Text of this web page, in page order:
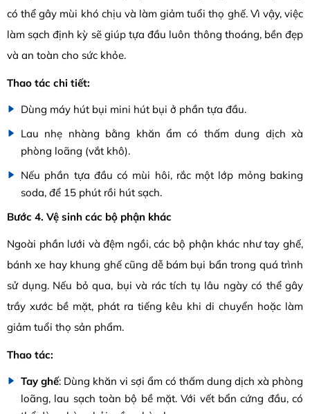
có thể gây mùi khó chịu và làm giảm tuổi thọ ghế. Vì vậy, việc
làm sạch định kỳ sẽ giúp tựa đầu luôn thông thoáng, bền đẹp
và an toàn cho sức khỏe.
Thao tác chi tiết:
Dùng máy hút bụi mini hút bụi ở phần tựa đầu.
Lau nhẹ nhàng bằng khăn ẩm có thấm dung dịch xà
phòng loãng (vắt khô).
Nếu phần tựa đầu có mùi hôi, rắc một lớp mỏng baking
soda, để 15 phút rồi hút sạch.
Bước 4. Vệ sinh các bộ phận khác
Ngoài phần lưới và đệm ngồi, các bộ phận khác như tay ghế,
bánh xe hay khung ghế cũng dễ bám bụi bẩn trong quá trình
sử dụng. Nếu bỏ qua, bụi và rác tích tụ lâu ngày có thể gây
trầy xước bề mặt, phát ra tiếng kêu khi di chuyển hoặc làm
giảm tuổi thọ sản phẩm.
Thao tác:
Tay ghế: Dùng khăn vi sợi ẩm có thấm dung dịch xà phòng
loãng, lau sạch toàn bộ bề mặt. Với vết bẩn cứng đầu, có